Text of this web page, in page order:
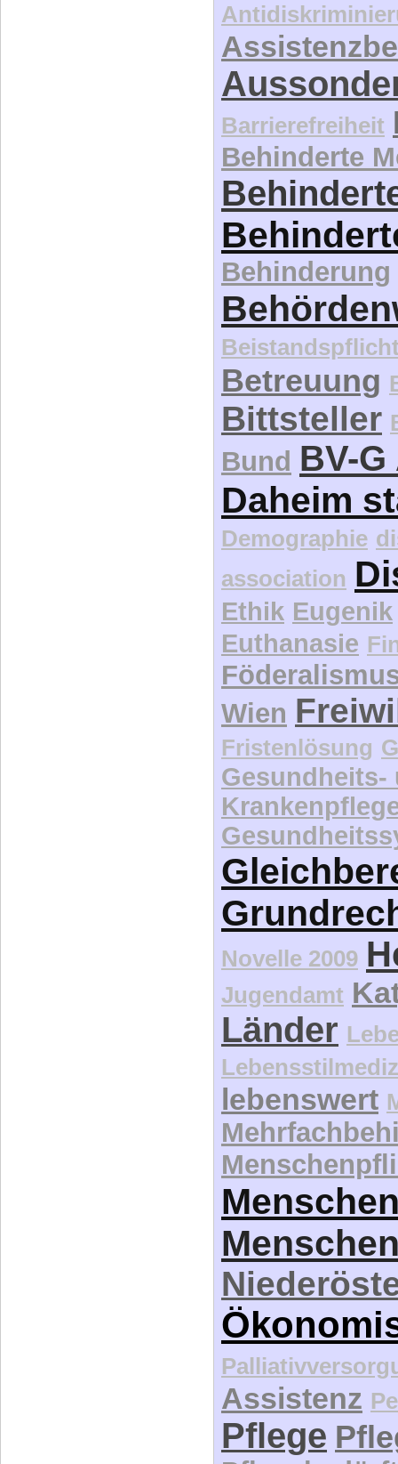
Barrierefreiheit
Behinderte
Behinderung
Betreuung
Bittsteller
Bund BV-
Daheim
Demographie
association
Ethik Eugenik
Euthanasie
Wien
Fristenlösung
Gesundheits-
Novelle 2009
Jugendamt
Länder
lebenswert
Assistenz
Pflege